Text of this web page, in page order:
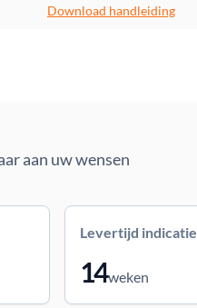
Download handleiding
aan uw wensen
Levertijd indicatie
14weken